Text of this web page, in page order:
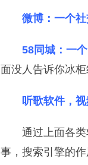
微博：一个
58同城：一
面没人告诉你冰柜
听歌软件，
通过上面各
事，搜索引擎的